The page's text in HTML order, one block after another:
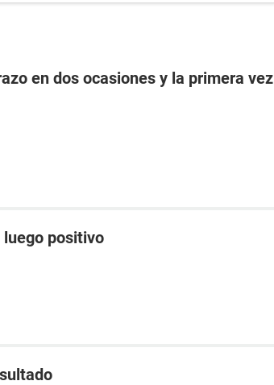
en dos ocasiones y la primera vez
luego positivo